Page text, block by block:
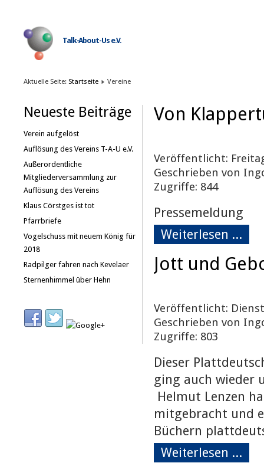
Talk-About-Us e.V.
Aktuelle Seite: Startseite Vereine
Neueste Beiträge
Verein aufgelöst
Auflösung des Vereins T-A-U e.V.
Außerordentliche
Mitgliederversammlung zur
Auflösung des Vereins
Klaus Cörstges ist tot
Pfarrbriefe
Vogelschuss mit neuem König für
2018
Radpilger fahren nach Kevelaer
Sternenhimmel über Hehn
Von
Veröffentlicht:
Geschrieben von
Zugriffe: 844
Pressemeldung
Weiterlesen ...
Jott und
Veröffentlicht:
Geschrieben von
Zugriffe: 803
Dieser
ging auch wieder
Helmut Lenzen
mitgebracht und
Büchern
Weiterlesen ...